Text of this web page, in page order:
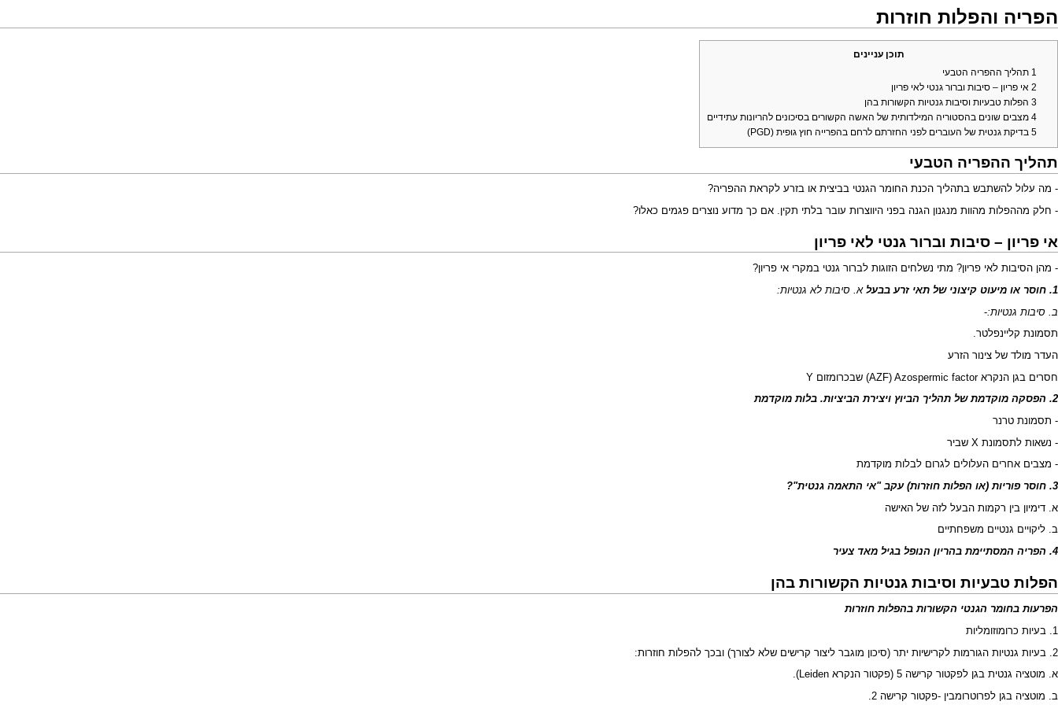
הפריה והפלות חוזרות
תוכן עניינים
1 תהליך ההפריה הטבעי
2 אי פריון – סיבות וברור גנטי לאי פריון
3 הפלות טבעיות וסיבות גנטיות הקשורות בהן
4 מצבים שונים בהסטוריה המילדותית של האשה הקשורים בסיכונים להריונות עתידיים
5 בדיקת גנטית של העוברים לפני החזרתם לרחם בהפרייה חוץ גופית (PGD)
תהליך ההפריה הטבעי
- מה עלול להשתבש בתהליך הכנת החומר הגנטי בביצית או בזרע לקראת ההפריה?
- חלק מההפלות מהוות מנגנון הגנה בפני היווצרות עובר בלתי תקין. אם כך מדוע נוצרים פגמים כאלו?
אי פריון – סיבות וברור גנטי לאי פריון
- מהן הסיבות לאי פריון? מתי נשלחים הזוגות לברור גנטי במקרי אי פריון?
1. חוסר או מיעוט קיצוני של תאי זרע בבעל
א. סיבות לא גנטיות:
ב. סיבות גנטיות:-
תסמונת קליינפלטר.
העדר מולד של צינור הזרע
חסרים בגן הנקראAZF) Azospermic factor) שבכרומזום Y
2. הפסקה מוקדמת של תהליך הביוץ ויצירת הביציות. בלות מוקדמת
- תסמונת טרנר
- נשאות לתסמונת X שביר
- מצבים אחרים העלולים לגרום לבלות מוקדמת
3. חוסר פוריות (או הפלות חוזרות) עקב "אי התאמה גנטית"?
א. דימיון בין רקמות הבעל לזה של האישה
ב. ליקויים גנטיים משפחתיים
4. הפריה המסתיימת בהריון הנופל בגיל מאד צעיר
הפלות טבעיות וסיבות גנטיות הקשורות בהן
הפרעות בחומר הגנטי הקשורות בהפלות חוזרות
1. בעיות כרומוזומליות
2. בעיות גנטיות הגורמות לקרישיות יתר (סיכון מוגבר ליצור קרישים שלא לצורך) ובכך להפלות חוזרות:
א. מוטציה גנטית בגן לפקטור קרישה 5 (פקטור הנקרא Leiden).
ב. מוטציה בגן לפרוטרומבין -פקטור קרישה 2.